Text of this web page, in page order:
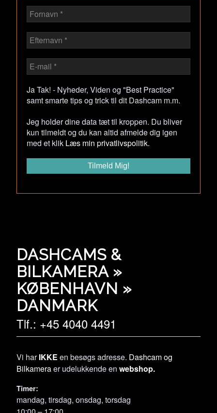
Ja Tak! - Nyheder, Viden og "Best Practice"
samt smarte tips og trick til dit Dashcam m.m.
Jeg holder dine data tæt til kroppen. Du bliver
kun tilmeldt og du kan altid afmelde dig igen
med et klik Læs min privatlivspolitik.
DASHCAMS &
BILKAMERA »
KØBENHAVN »
DANMARK
Tlf.: +45 4040 4491
Vi harIKKE en besøgs adresse. Dashcam og
Bilkameraer udelukkende en webshop.
Timer:
mandag, tirsdag, onsdag, torsdag